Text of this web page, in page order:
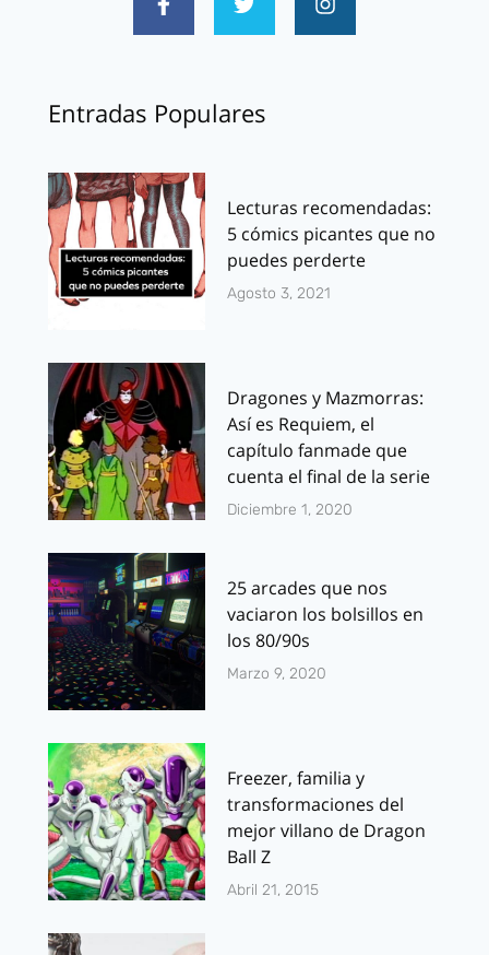
Entradas Populares
Lecturas recomendadas:
5 cómics picantes que no
puedes perderte
Agosto 3, 2021
Dragones y Mazmorras:
Así es Requiem, el
capítulo fanmade que
cuenta el final de la serie
Diciembre 1, 2020
25 arcades que nos
vaciaron los bolsillos en
los 80/90s
Marzo 9, 2020
Freezer, familia y
transformaciones del
mejor villano de Dragon
Ball Z
Abril 21, 2015